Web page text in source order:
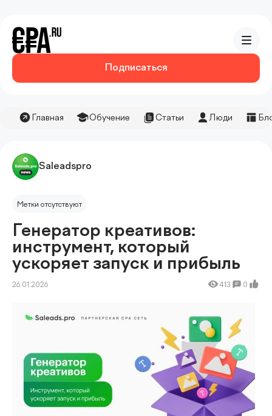
Подписаться
Главная Обучение Статьи Люди
Saleadspro
Метки отсутствуют
Генератор креативов:
инструмент, который
ускоряет запуск и прибыль
26.01.2026 413 0